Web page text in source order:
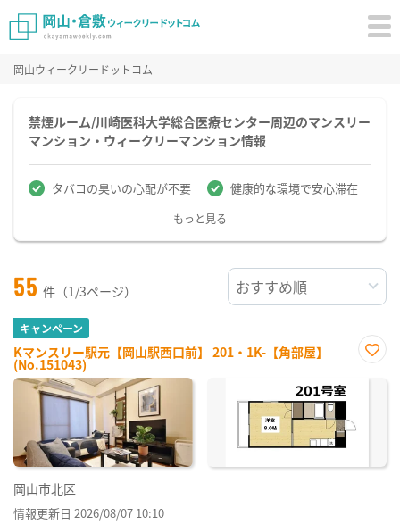
岡山ウィークリードットコム
禁煙ルーム/川崎医科大学総合医療センター周辺のマンスリー
マンション・ウィークリーマンション情報
タバコの臭いの心配が不要 健康的な環境で安心滞在
もっと見る
55 件（1/3ページ）
キャンペーン
Kマンスリー駅元【岡山駅西口前】 201・1K-【角部屋】
(No.151043)
に入
岡山市北区
情報更新日 2026/08/07 10:10